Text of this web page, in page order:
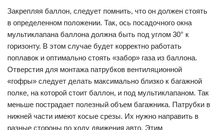
Закрепляя баллон, следует помнить, что он должен стоять
в определенном положении. Так, ось посадочного окна
мультиклапана баллона должна быть под углом 30° к
горизонту. В этом случае будет коррект­но работать
поплавок и оптимально стоять «забор» газа из баллона.
Отверстия для монтажа патрубков вентиляционной
«гофры» следует делать максимально близко к багажной
полке, на которой стоит баллон, и под мультиклапаном. Так
меньше пострадает полезный объем багажника. Патрубки в
нижней части имеют косые срезы. Их нужно направить в
разные стороны по ходу движения авто. Этим